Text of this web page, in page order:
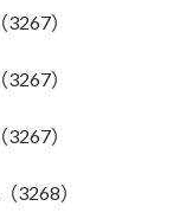
）
）
）
3268）